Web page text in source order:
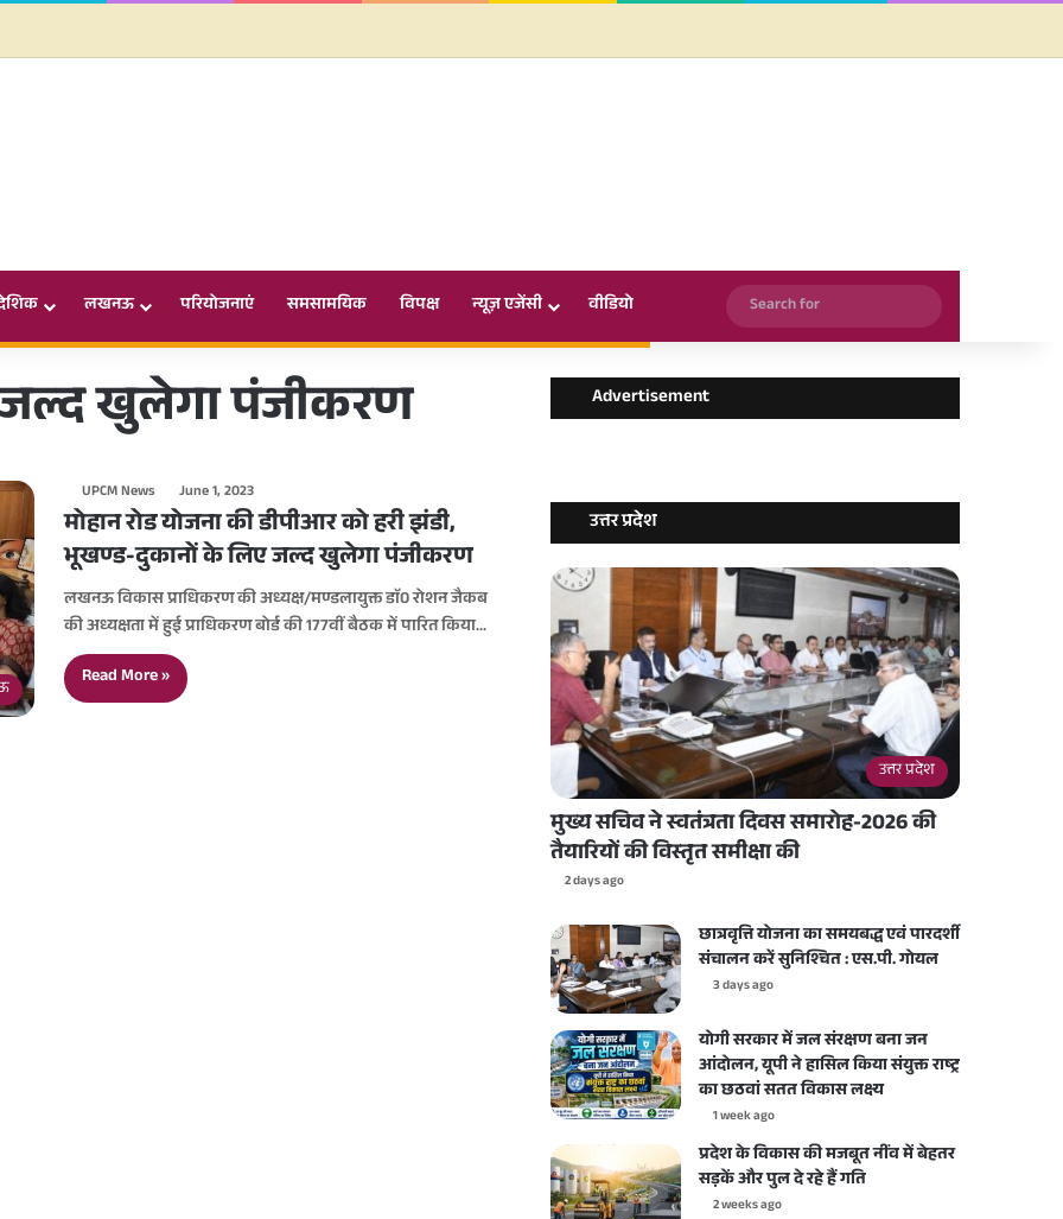
लखनऊ परियोजनाएं समसामयिक विपक्ष न्यूज़ एजेंसी वीडियो
Search
for
खुलेगा पंजीकरण
UPCM News June 1, 2023
मोहान रोड योजना की डीपीआर को हरी झंडी,
भूखण्ड-दुकानों के लिए जल्द खुलेगा पंजीकरण
लखनऊ विकास प्राधिकरण की अध्यक्ष/मण्डलायुक्त डाॅ0 रोशन जैकब
की अध्यक्षता में हुई प्राधिकरण बोर्ड की 177वीं बैठक में पारित किया…
Read More »
Advertisement
उत्तर प्रदेश
उत्तर प्रदेश
मुख्य सचिव ने स्वतंत्रता दिवस समारोह-2026 की
तैयारियों की विस्तृत समीक्षा की
2 days ago
छात्रवृत्ति योजना का समयबद्ध एवं पारदर्शी
संचालन करें सुनिश्चित : एस.पी. गोयल
3 days ago
योगी सरकार में जल संरक्षण बना जन
आंदोलन, यूपी ने हासिल किया संयुक्त राष्ट्र
का छठवां सतत विकास लक्ष्य
1 week ago
प्रदेश के विकास की मजबूत नींव में बेहतर
सड़कें और पुल दे रहे हैं गति
2 weeks ago